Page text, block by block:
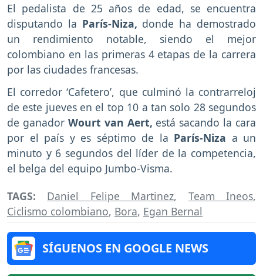
El pedalista de 25 años de edad, se encuentra
disputando la París-Niza, donde ha demostrado
un rendimiento notable, siendo el mejor
colombiano en las primeras 4 etapas de la carrera
por las ciudades francesas.
El corredor ‘Cafetero’, que culminó la contrarreloj
de este jueves en el top 10 a tan solo 28 segundos
de ganador Wourt van Aert, está sacando la cara
por el país y es séptimo de la París-Niza a un
minuto y 6 segundos del líder de la competencia,
el belga del equipo Jumbo-Visma.
TAGS: Daniel Felipe Martinez, Team Ineos,
Ciclismo colombiano, Bora, Egan Bernal
SÍGUENOS EN GOOGLE NEWS